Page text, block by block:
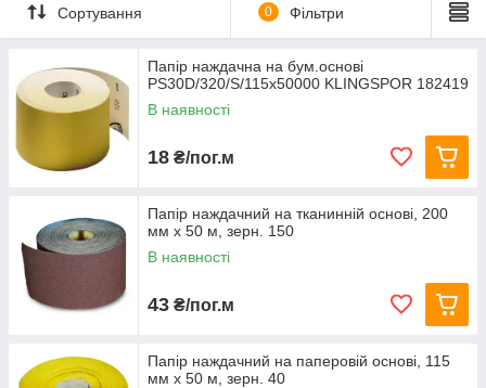
Сортування 0 Фільтри
Папір наждачна на бум.основі
PS30D/320/S/115x50000 KLINGSPOR 182419
В наявності
18 ₴/пог.м
Папір наждачний на тканинній основі, 200
мм х 50 м, зерн. 150
В наявності
43 ₴/пог.м
Папір наждачний на паперовій основі, 115
мм х 50 м, зерн. 40